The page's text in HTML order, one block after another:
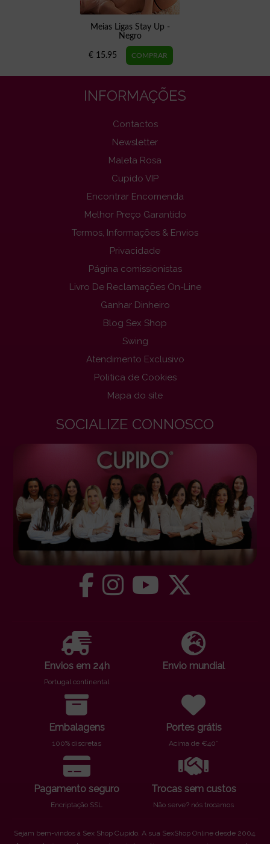
Meias Ligas Stay Up -
Negro
€ 15.95
INFORMAÇÕES
Contactos
Newsletter
Maleta Rosa
Cupido VIP
Encontrar Encomenda
Melhor Preço Garantido
Termos, Informações & Envios
Privacidade
Página comissionistas
Livro De Reclamações On-Line
Ganhar Dinheiro
Blog Sex Shop
Swing
Atendimento Exclusivo
Politica de Cookies
Mapa do site
SOCIALIZE CONNOSCO
Envios em 24h
Portugal continental
Envio mundial
Embalagens
100% discretas
Portes grátis
Acima de €40*
Pagamento seguro
Encriptação SSL
Trocas sem custos
Não serve? nós trocamos
Sejam bem-vindos à Sex Shop Cupido. A sua SexShop Online desde 2004.